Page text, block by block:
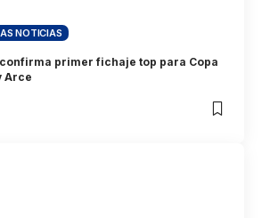
NOTICIAS
primer fichaje top para Copa
Arce